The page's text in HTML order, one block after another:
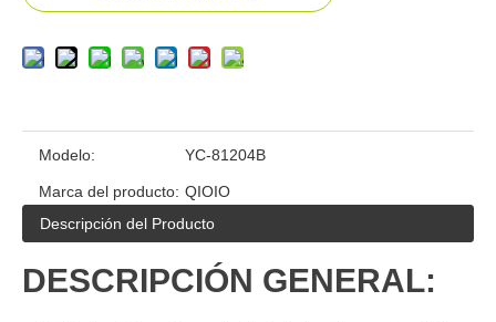
Modelo: YC-81204B
Marca del producto: QIOIO
Descripción del Producto
DESCRIPCIÓN GENERAL: